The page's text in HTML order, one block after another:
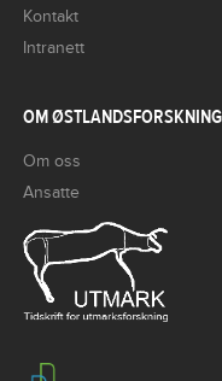
Kontakt
Intranett
OM ØSTLANDSFORSKNING
Om oss
Ansatte